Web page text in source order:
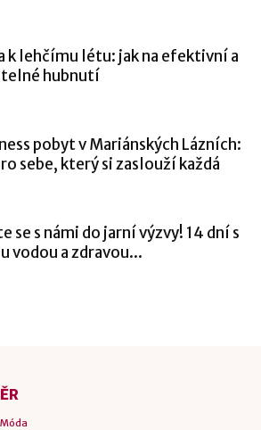
k lehčímu létu: jak na efektivní a
hubnutí
pobyt v Mariánských Lázních:
sebe, který si zaslouží každá
se s námi do jarní výzvy! 14 dní s
vodou a zdravou...
Móda